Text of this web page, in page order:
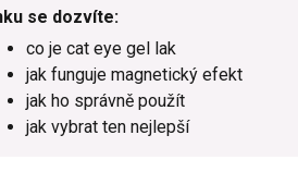
se dozvíte:
co je cat eye gel lak
jak funguje magnetický efekt
jak ho správně použít
jak vybrat ten nejlepší